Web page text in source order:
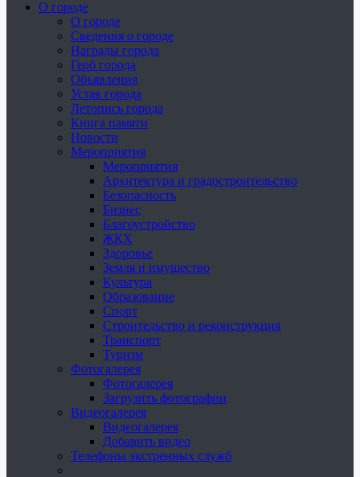
О городе
О городе
Сведения о городе
Награды города
Герб города
Объявления
Устав города
Летопись города
Книга памяти
Новости
Мероприятия
Мероприятия
Архитектура и градостроительство
Безопасность
Бизнес
Благоустройство
ЖКХ
Здоровье
Земля и имущество
Культура
Образование
Спорт
Строительство и реконструкция
Транспорт
Туризм
Фотогалерея
Фотогалерея
Загрузить фотографии
Видеогалерея
Видеогалерея
Добавить видео
Телефоны экстренных служб